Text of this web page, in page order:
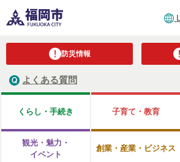
防災情報
よくある質問
くらし・手続き 子育て・教育
観光・魅力・
イベント
創業・産業・ビジネス